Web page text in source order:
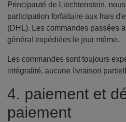
Principauté de Liechtenstein,
participation forfaitaire aux frais
(DHL). Les commandes passées
général expédiées le jour même.
Les commandes sont toujours
intégralité, aucune livraison
4. paiement et
paiement